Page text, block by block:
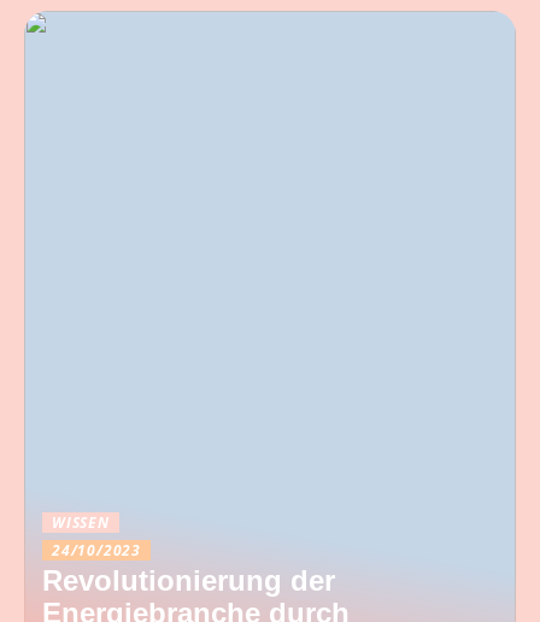
WISSEN
24/10/2023
Revolutionierung der
Energiebranche durch